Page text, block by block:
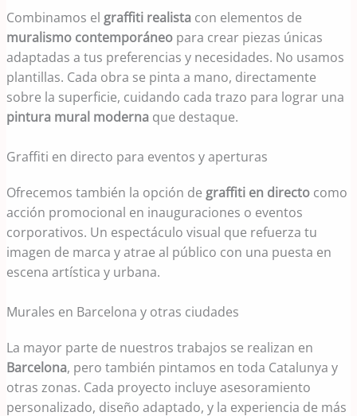
Combinamos elgraffiti realista con elementos de
muralismo contemporáneo para crear piezas únicas
adaptadas a tus preferencias y necesidades. No usamos
plantillas. Cada obra se pinta a mano, directamente
sobre la superficie, cuidando cada trazo para lograr una
pintura mural moderna que destaque.
Graffiti en directo para eventos y aperturas
Ofrecemos también la opción de graffiti en directo como
acción promocional en inauguraciones o eventos
corporativos. Un espectáculo visual que refuerza tu
imagen de marca y atrae al público con una puesta en
escena artística y urbana.
Murales en Barcelona y otras ciudades
La mayor parte de nuestros trabajos se realizan en
Barcelona, pero también pintamos en toda Catalunya y
otras zonas. Cada proyecto incluye asesoramiento
personalizado, diseño adaptado, y la experiencia de más